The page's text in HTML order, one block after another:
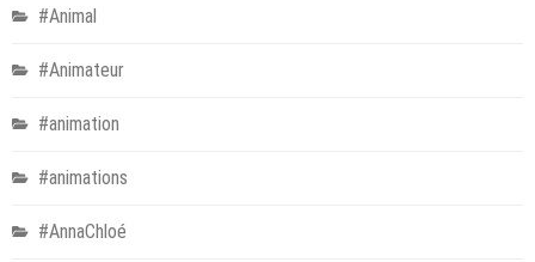
#Animal
#Animateur
#animation
#animations
#AnnaChloé